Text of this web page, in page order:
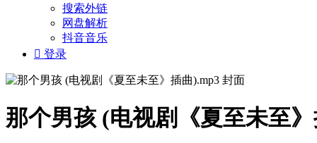
搜索外链
网盘解析
抖音音乐
 登录
那个男孩 (电视剧《夏至未至